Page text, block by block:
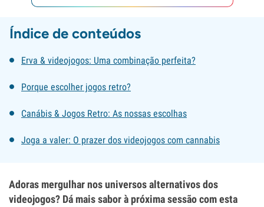
Índice de conteúdos
Erva & videojogos: Uma combinação perfeita?
Porque escolher jogos retro?
Canábis & Jogos Retro: As nossas escolhas
Joga a valer: O prazer dos videojogos com cannabis
Adoras mergulhar nos universos alternativos dos
videojogos? Dá mais sabor à próxima sessão com esta